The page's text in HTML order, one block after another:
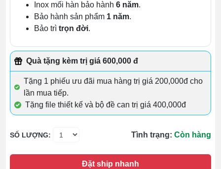
Inox mối hàn bảo hành 6 năm.
Bảo hành sản phẩm 1 năm.
Bảo trì trọn đời.
Quà tặng kèm trị giá 600,000 đ
Tặng 1 phiếu ưu đãi mua hàng trị giá 200,000đ cho
lần mua tiếp.
Tặng file thiết kế và bộ đề can trị giá 400,000đ
SỐ LƯỢNG: Tình trạng: Còn hàng
Đặt ship nhanh